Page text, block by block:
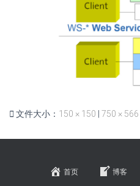
文件大小： 150 × 150 750 × 566
首页 博客